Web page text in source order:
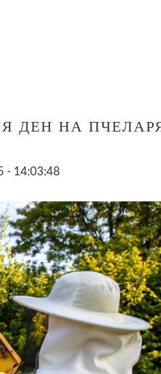
ДЕН НА
- 14:03:48